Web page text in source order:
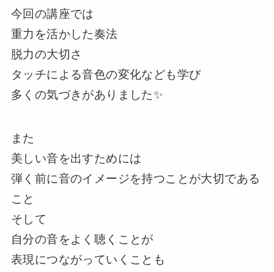
今回の講座では
重力を活かした奏法
脱力の大切さ
タッチによる音色の変化なども学び
多くの気づきがありました✨
また
美しい音を出すためには
弾く前に音のイメージを持つことが大切である
こと
そして
自分の音をよく聴くことが
表現につながっていくことも